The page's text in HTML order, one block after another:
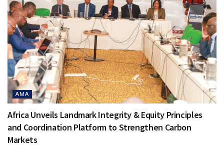
AMA
Africa Unveils Landmark Integrity & Equity Principles
and Coordination Platform to Strengthen Carbon
Markets